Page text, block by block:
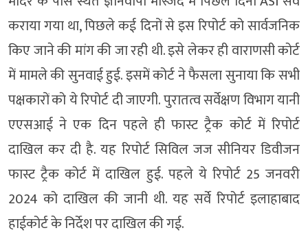
कराया गया था, पिछले कई दिनों से इस रिपोर्ट को सार्वजनिक
किए जाने की मांग की जा रही थी. इसे लेकर ही वाराणसी कोर्ट
में मामले की सुनवाई हुई. इसमें कोर्ट ने फैसला सुनाया कि सभी
पक्षकारों को ये रिपोर्ट दी जाएगी. पुरातत्व सर्वेक्षण विभाग यानी
एएसआई ने एक दिन पहले ही फास्ट ट्रैक कोर्ट में रिपोर्ट
दाखिल कर दी है. यह रिपोर्ट सिविल जज सीनियर डिवीजन
फास्ट ट्रैक कोर्ट में दाखिल हुई. पहले ये रिपोर्ट 25 जनवरी
2024 को दाखिल की जानी थी. यह सर्वे रिपोर्ट इलाहाबाद
हाईकोर्ट के निर्देश पर दाखिल की गई.